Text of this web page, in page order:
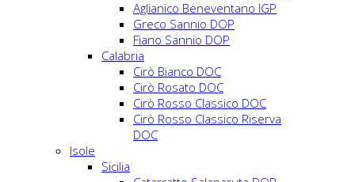
Aglianico Beneventano IGP
Greco Sannio DOP
Fiano Sannio DOP
Calabria
Cirò Bianco DOC
Cirò Rosato DOC
Cirò Rosso Classico DOC
Cirò Rosso Classico Riserva
DOC
Isole
Sicilia